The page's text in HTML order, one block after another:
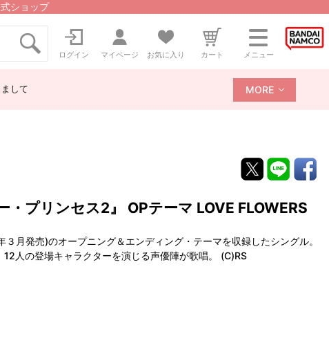
ショップ
ログイン マイページ お気に入り カート メニュー
して MORE
プリンセス2』 OPテーマ LOVE FLOWERS
月発売)のオープニング＆エンディング・テーマを収録したシングル。
人の登場キャラクターを演じる声優陣が歌唱。 (C)RS